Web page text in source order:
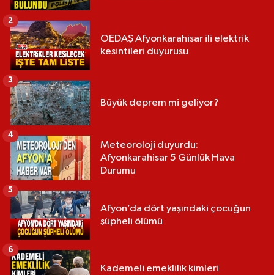
OEDAŞ Afyonkarahisar ili elektrik
kesintileri duyurusu
2
Büyük deprem mi geliyor?
3
Meteoroloji duyurdu:
Afyonkarahisar 5 Günlük Hava
Durumu
4
Afyon’da dört yaşındaki çocuğun
şüpheli ölümü
5
Kademeli emeklilik kimleri
6